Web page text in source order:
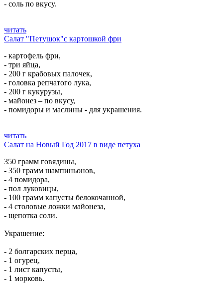
- соль по вкусу.
читать
Салат "Петушок"с картошкой фри
- картофель фри,
- три яйца,
- 200 г крабовых палочек,
- головка репчатого лука,
- 200 г кукурузы,
- майонез – по вкусу,
- помидоры и маслины - для украшения.
читать
Салат на Новый Год 2017 в виде петуха
350 грамм говядины,
- 350 грамм шампиньонов,
- 4 помидора,
- пол луковицы,
- 100 грамм капусты белокочанной,
- 4 столовые ложки майонеза,
- щепотка соли.
Украшение:
- 2 болгарских перца,
- 1 огурец,
- 1 лист капусты,
- 1 морковь.